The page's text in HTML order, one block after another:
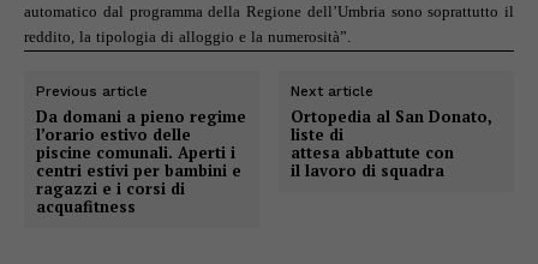
automatico dal programma della Regione dell’Umbria sono soprattutto il
reddito, la tipologia di alloggio e la numerosità”.
Previous article
Da domani a pieno regime
l’orario estivo delle
piscine comunali. Aperti i
centri estivi per bambini e
ragazzi e i corsi di
acquafitness
Next article
Ortopedia al San Donato,
liste di
attesa abbattute con
il lavoro di squadra